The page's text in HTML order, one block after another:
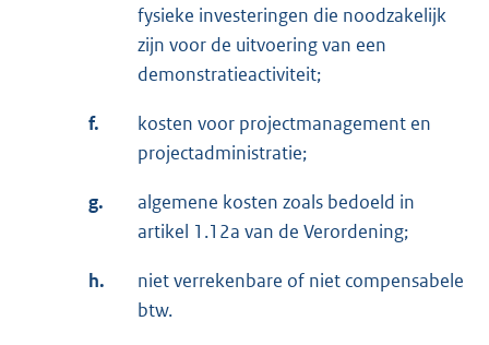
fysieke investeringen die noodzakelijk
zijn voor de uitvoering van een
demonstratieactiviteit;
f.
kosten voor projectmanagement en
projectadministratie;
g.
algemene kosten zoals bedoeld in
artikel 1.12a van de Verordening;
h.
niet verrekenbare of niet compensabele
btw.